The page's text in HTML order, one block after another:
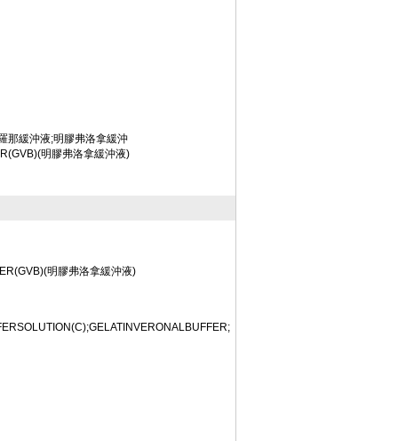
那緩沖液;明膠弗洛拿緩沖
明膠弗洛拿緩沖液)
明膠弗洛拿緩沖液)